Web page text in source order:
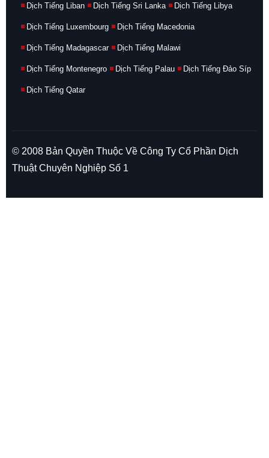
Dịch Tiếng Liban Dịch Tiếng Sri Lanka Dịch Tiếng Libya
Dịch Tiếng Luxembourg Dịch Tiếng Macedonia
Dịch Tiếng Madagascar Dịch Tiếng Malawi
Dịch Tiếng Montenegro Dịch Tiếng Palau Dịch Tiếng Đảo Síp
Dịch Tiếng Qatar
© 2008 Bản Quyền Thuộc Về Công Ty Cổ Phần Dịch
Thuật Chuyên Nghiệp Số 1